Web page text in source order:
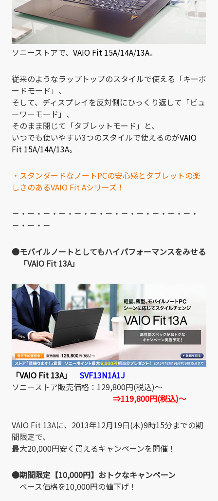
ソニーストアで、 VAIO Fit 15A/14A/13A。
従来のようなラップトップのスタイルで使える「キーボ
ードモード」、
そして、ディスプレイを反対側にひっくり返して「ビュ
ーワーモード」、
そのまま閉じて「タブレットモード」と、
いつでも使いやすい3つのスタイルで使えるのがVAIO
Fit 15A/14A/13A。
・スタンダードなノートPCの安心感とタブレットの楽
しさのあるVAIO Fit Aシリーズ！
－・－・－・－・－・－・－・－・－・－・－・－・
－・－・－
●モバイルノートとしてもハイパフォーマンスをみせる
「VAIO Fit 13A」
「VAIO Fit 13A」
SVF13N1A1J
ソニーストア販売価格：129,800円(税込)～
⇒119,800円(税込)～
VAIO Fit 13Aに、2013年12月19日(木)9時15分までの期
間限定で、
最大20,000円安く買えるキャンペーンを開催！
●期間限定【10,000円】おトクなキャンペーン
ベース価格を10,000円の値下げ！